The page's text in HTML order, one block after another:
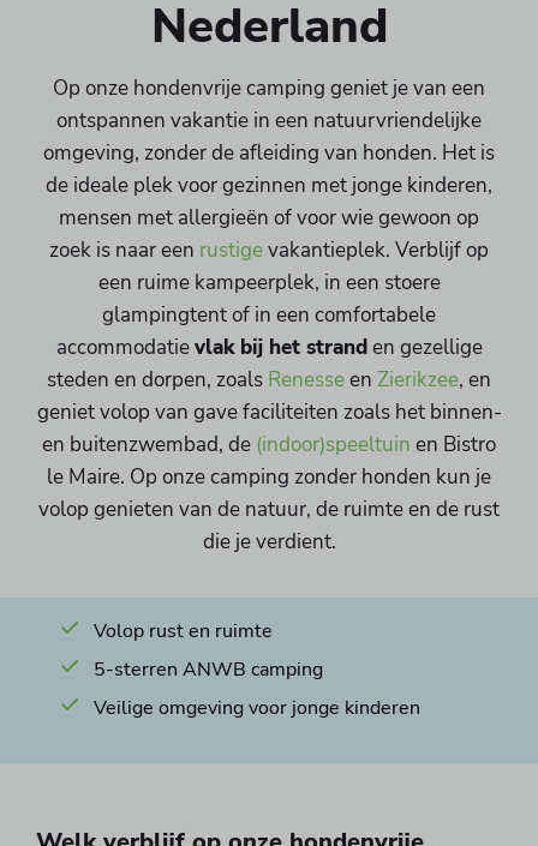
Nederland
Op onze hondenvrije camping geniet je van een
ontspannen vakantie in een natuurvriendelijke
omgeving, zonder de afleiding van honden. Het is
de ideale plek voor gezinnen met jonge kinderen,
mensen met allergieën of voor wie gewoon op
zoek is naar een rustigevakantieplek. Verblijf op
een ruime kampeerplek, in een stoere
glampingtent of in een comfortabele
accommodatievlak bij het stranden gezellige
steden en dorpen, zoals Renesseen Zierikzee, en
geniet volop van gave faciliteiten zoals het binnen-
en buitenzwembad, de (indoor)speeltuin en Bistro
le Maire. Op onze camping zonder honden kun je
volop genieten van de natuur, de ruimte en de rust
die je verdient.
Volop rust en ruimte
5-sterren ANWB camping
Veilige omgeving voor jonge kinderen